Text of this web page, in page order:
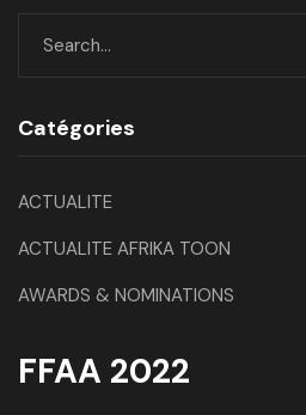
Catégories
ACTUALITE
ACTUALITE AFRIKA TOON
AWARDS & NOMINATIONS
FFAA 2022